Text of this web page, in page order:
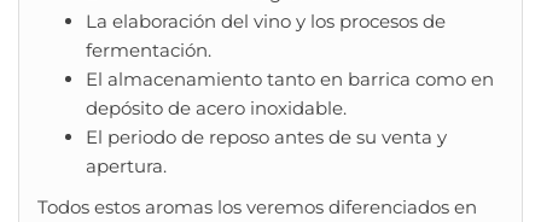
La elaboración del vino y los procesos de
fermentación.
El almacenamiento tanto en barrica como en
depósito de acero inoxidable.
El periodo de reposo antes de su venta y
apertura.
Todos estos aromas los veremos diferenciados en